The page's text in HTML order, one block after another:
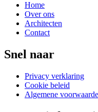
Home
Over ons
Architecten
Contact
Snel naar
Privacy verklaring
Cookie beleid
Algemene